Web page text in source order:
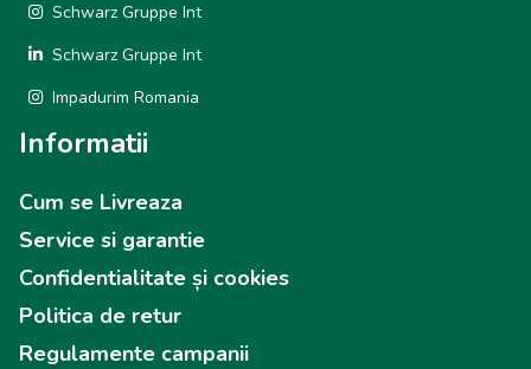
Schwarz Gruppe Int
Schwarz Gruppe Int
Impadurim Romania
Informatii
Cum se Livreaza
Service si garantie
Confidentialitate și cookies
Politica de retur
Regulamente campanii